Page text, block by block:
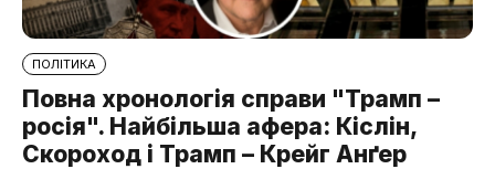
ПОЛІТИКА
Повна хронологія справи "Трамп –
росія". Найбільша афера: Кіслін,
Скороход і Трамп – Крейг Анґер